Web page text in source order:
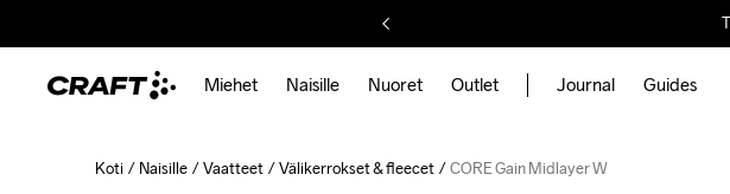
Miehet Naisille Nuoret Outlet Journal Guides
Koti Naisille Vaatteet Välikerrokset & fleecet CORE Gain Midlayer W